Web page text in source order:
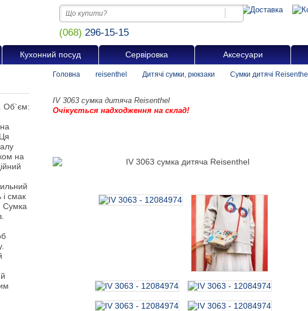
(068) 296-15-15
Кухонний посуд Сервіровка Аксесуари
Об`єм:
на
і смак
Сумка
Головна reisenthel Дитячі сумки, рюкзаки Сумки дитячі Reisenthel
IV 3063 сумка дитяча Reisenthel
Очікується надходження на склад!